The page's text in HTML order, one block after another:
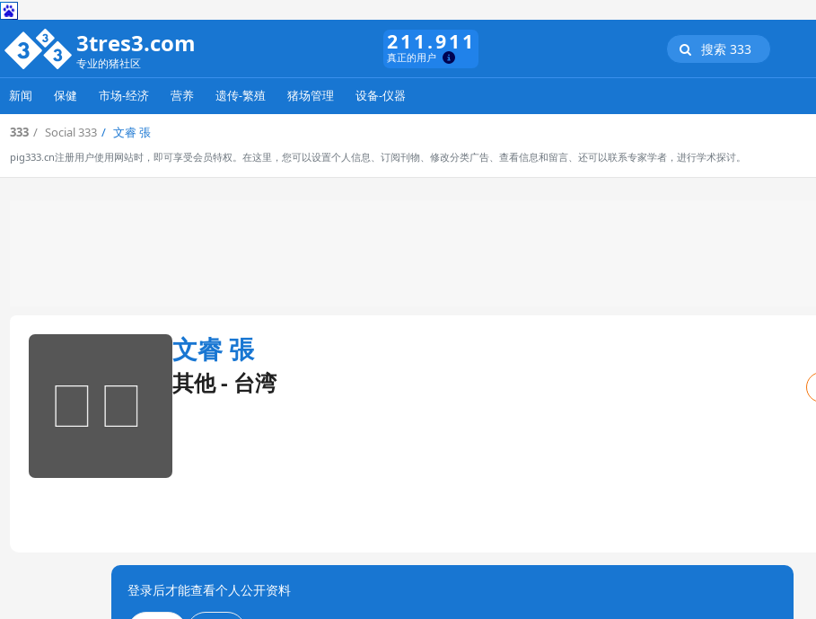
3tres3.com
专业的猪社区
211.911
真正的用户
搜索 333
新闻 保健 市场-经济 营养 遗传-繁殖 猪场管理 设备-仪器
333 Social 333 文睿 張
pig333.cn注册用户使用网站时，即可享受会员特权。在这里，您可以设置个人信息、订阅刊物、修改分类广告、查看信息和留言、还可以联系专家学者，进行学术探讨。
文睿 張
其他 - 台湾
登录后才能查看个人公开资料